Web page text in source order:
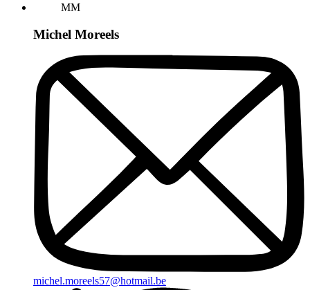
MM
Michel Moreels
michel.moreels57@hotmail.be